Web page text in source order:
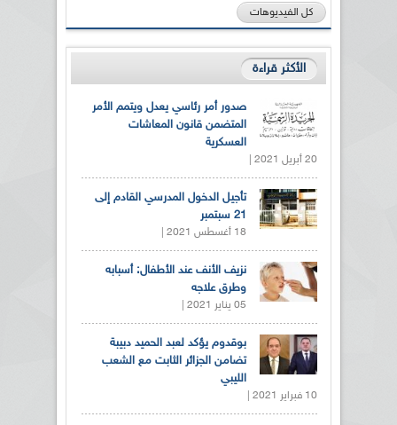
كل الفيديوهات
الأكثر قراءة
صدور أمر رئاسي يعدل ويتمم الأمر
المتضمن قانون المعاشات
العسكرية
20 أبريل 2021 |
تأجيل الدخول المدرسي القادم إلى
21 سبتمبر
18 أغسطس 2021 |
نزيف الأنف عند الأطفال: أسبابه
وطرق علاجه
05 يناير 2021 |
بوقدوم يؤكد لعبد الحميد دبيبة
تضامن الجزائر الثابت مع الشعب
الليبي
10 فبراير 2021 |